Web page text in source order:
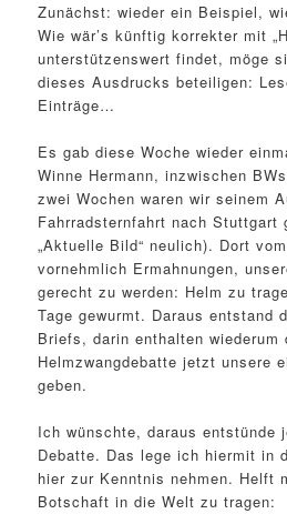
Zunächst: wieder ein Beispiel,
Wie wär’s künftig korrekter mit
unterstützenswert findet, möge
dieses Ausdrucks beteiligen:
Einträge…
Es gab diese Woche wieder
Winne Hermann, inzwischen
zwei Wochen waren wir seinem
Fahrradsternfahrt nach Stuttgart
„Aktuelle Bild“ neulich). Dort
vornehmlich Ermahnungen,
gerecht zu werden: Helm zu
Tage gewurmt. Daraus entstand
Briefs, darin enthalten wiederum
Helmzwangdebatte jetzt unsere
geben.
Ich wünschte, daraus entstünde
Debatte. Das lege ich hiermit in
hier zur Kenntnis nehmen. Helft
Botschaft in die Welt zu tragen: